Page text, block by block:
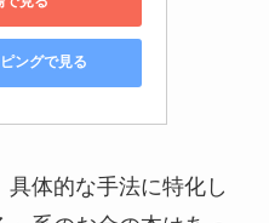
ングで見る
体的な手法に特化し